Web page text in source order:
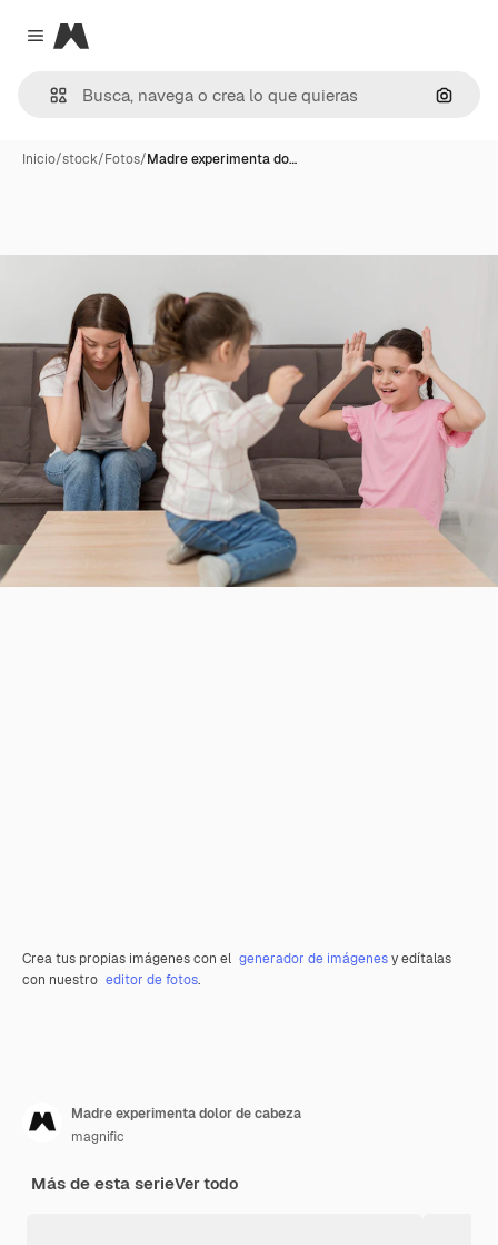
Close menu
Magnific
Inicio/stock/Fotos/Madre experimenta do…
Crea tus propias imágenes con el generador de imágenesy edítalas
con nuestro editor de fotos.
Madre experimenta dolor de cabeza
magnific
Más de esta serieVer todo